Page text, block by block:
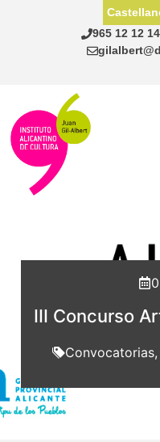
965 12 12 14
III Concurso
Convocatorias,